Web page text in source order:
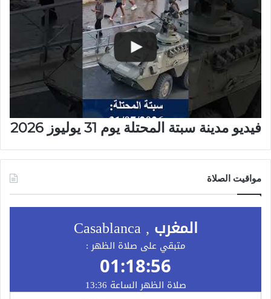
فيديو مدينة سبتة المحتلة يوم 31 يوليوز 2026
مواقيت الصلاة